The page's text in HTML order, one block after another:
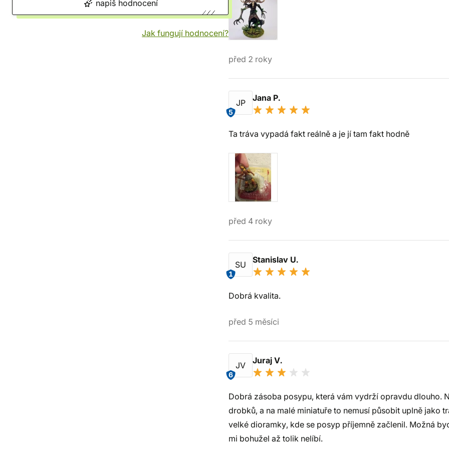
napiš hodnocení
Jak fungují hodnocení?
před 2 roky
JP
5
Jana P.
Ta tráva vypadá fakt reálně a je jí tam fakt hodně
před 4 roky
SU
1
Stanislav U.
Dobrá kvalita.
před 5 měsíci
JV
6
Juraj V.
Dobrá zásoba posypu, která vám vydrží opravdu dlouho.
drobků, a na malé miniatuře to nemusí působit uplně jako
velké dioramky, kde se posyp příjemně začlenil. Možná
mi bohužel až tolik nelíbí.